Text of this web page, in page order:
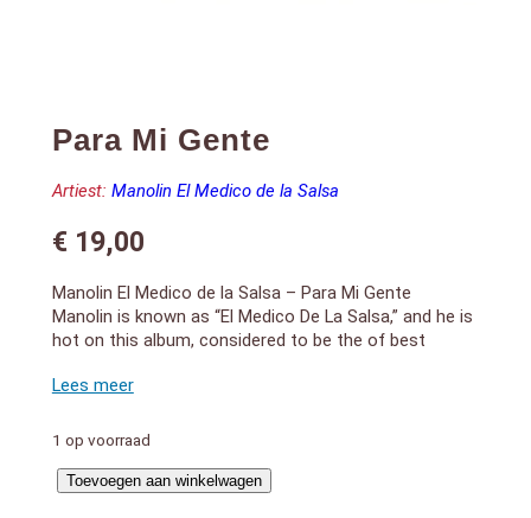
Para Mi Gente
Artiest: Manolin El Medico de la Salsa
€19,00
Manolin El Medico de la Salsa – Para Mi Gente
Manolin is known as “El Medico De La Salsa,” and he is
hot on this album, considered to be the of best
Fuiste”. 1996 release
2. La Mitad de la Habana
4. Aventura de Amor
1 op voorraad
Para
Toevoegen aan winkelwagen